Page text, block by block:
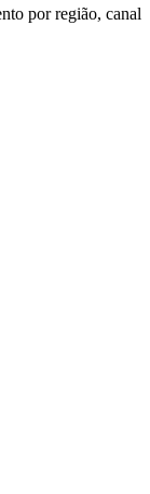
por região, canal